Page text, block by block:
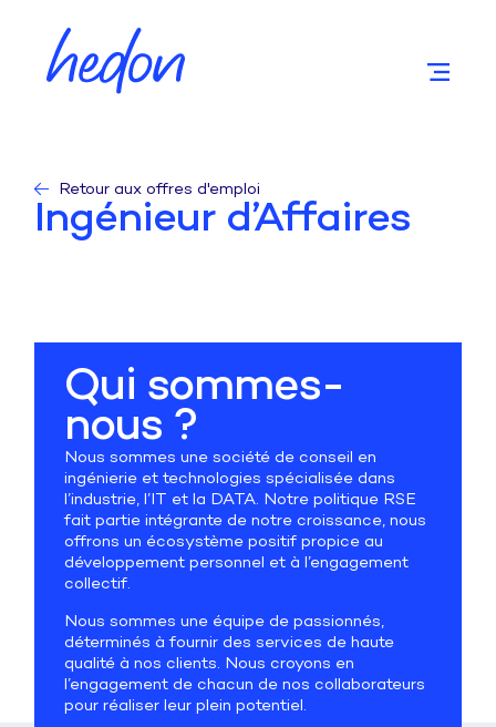
Retour aux offres d'emploi
Ingénieur d’Affaires
Qui sommes-
nous ?
Nous sommes une société de conseil en
ingénierie et technologies spécialisée dans
l’industrie, l’IT et la DATA. Notre politique RSE
fait partie intégrante de notre croissance, nous
offrons un écosystème positif propice au
développement personnel et à l’engagement
collectif.
Nous sommes une équipe de passionnés,
déterminés à fournir des services de haute
qualité à nos clients. Nous croyons en
l’engagement de chacun de nos collaborateurs
pour réaliser leur plein potentiel.